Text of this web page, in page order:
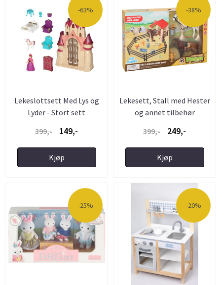
-63%
Lekeslottsett Med Lys og
Lyder - Stort sett
399,-
149,-
Kjøp
-38%
Lekesett, Stall med Hester
og annet tilbehør
399,-
249,-
Kjøp
-25% -20%